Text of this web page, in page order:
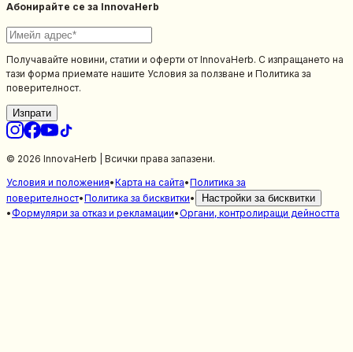
Абонирайте се за InnovaHerb
Получавайте новини, статии и оферти от InnovaHerb. С изпращането на
тази форма приемате нашите Условия за ползване и Политика за
поверителност.
Изпрати
© 2026 InnovaHerb | Всички права запазени.
Условия и положения•Карта на сайта•Политика за
поверителност•Политика за бисквитки•
Настройки за бисквитки
• Формуляри за отказ и рекламации•Органи, контролиращи дейността